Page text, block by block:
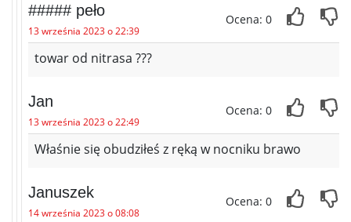
##### peło
13 września 2023 o 22:39
Ocena: 0
towar od nitrasa ???
Jan
13 września 2023 o 22:49
Ocena: 0
Właśnie się obudziłeś z ręką w nocniku brawo
Januszek
14 września 2023 o 08:08
Ocena: 0